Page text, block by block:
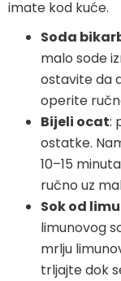
imate kod kuće.
Soda
malo sode
ostavite da
operite
Bijeli ocat:
ostatke.
10–15
ručno uz
Sok od
limunovog
mrlju
trljajte dok